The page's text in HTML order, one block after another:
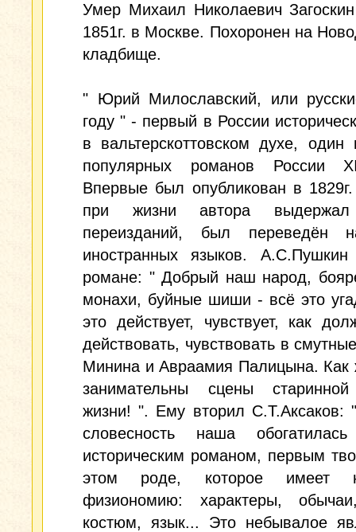
Умер Михаил Николаевич
1851г. в Москве. Похоронен на
кладбище.
" Юрий Милославский, или
году " - первый в России
в вальтерскоттовском духе,
популярных романов России
Впервые был опубликован в
при жизни автора
переизданий, был переведён
иностранных языков.
романе: " Добрый наш народ,
монахи, буйные шиши - всё это
это действует, чувствует, как
действовать, чувствовать в
Минина и Авраамия Палицына. Как
занимательны сцены старинной
жизни! ". Ему вторил С.Т.Аксаков:
словесность наша
историческим романом, первым
этом роде, которое имеет
физиономию: характеры,
костюм, язык... Это небывалое